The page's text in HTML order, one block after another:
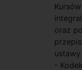
oraz
-